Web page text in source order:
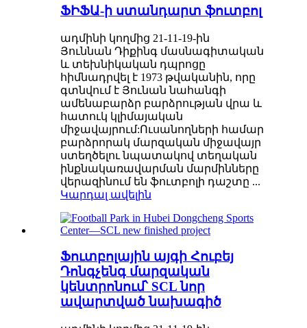
ՖԻՖԱ-ի ստանդարտ ֆուտբոլ
ադմինի կողմից 21-11-19-ին
Յուննան Դիքինգ մասնագիտական ​​
և տեխնիկական դպրոցը
հիմնադրվել է 1973 թվականին, որը
գտնվում է Յունան նահանգի
ամենաբարձր բարձրության վրա և
հատուկ կլիմայական
միջավայրում:Ուսանողների համար
բարձրորակ մարզական միջավայր
ստեղծելու նպատակով տեղական
ինքնակառավարման մարմինները
վերազինում են ֆուտբոլի դաշտը ...
Կարդալ ավելին
Ֆուտբոլային այգի Հուբեյ
Դոնգչենգ մարզական
կենտրոնում՝ SCL նոր
ավարտված նախագիծ